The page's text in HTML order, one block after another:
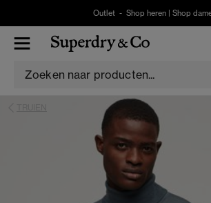
Outlet - Shop heren| Shop